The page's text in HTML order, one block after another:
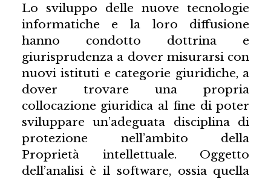
Lo sviluppo delle nuove tecnologie
informatiche e la loro diffusione
hanno condotto dottrina e
giurisprudenza a dover misurarsi con
nuovi istituti e categorie giuridiche, a
dover trovare una propria
collocazione giuridica al fine di poter
sviluppare un’adeguata disciplina di
protezione nell’ambito della
Proprietà intellettuale. Oggetto
dell’analisi è il software, ossia quella